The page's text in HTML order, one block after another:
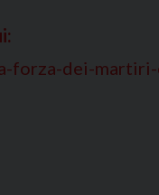
forza-dei-